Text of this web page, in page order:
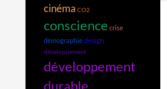
cinéma CO2
conscience crise
démographiedesign
développement
développement